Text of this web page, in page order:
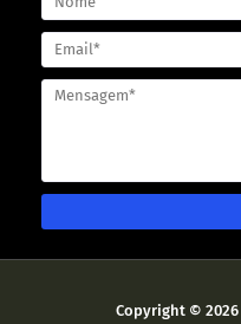
Copyright © 2026